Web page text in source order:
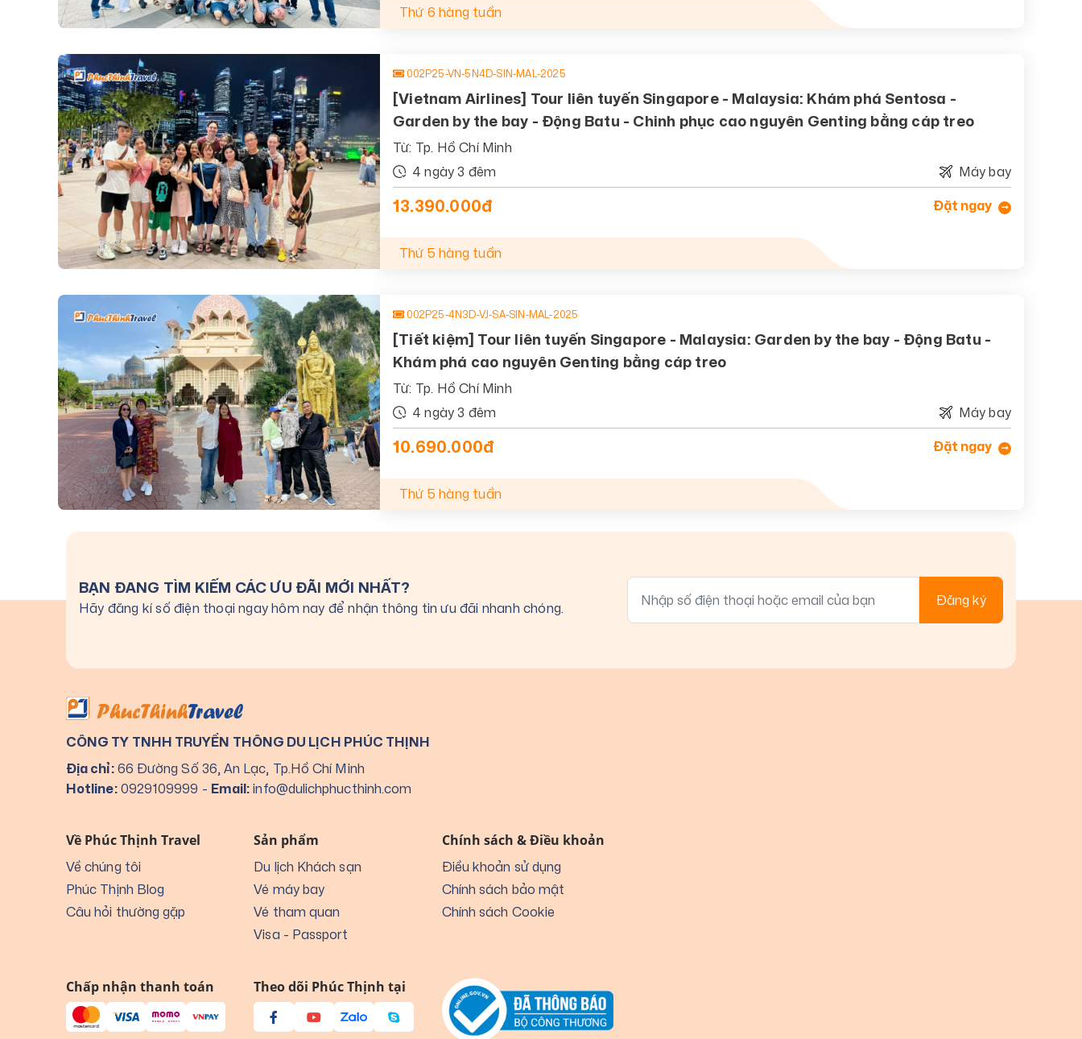
Thứ 6 hàng tuần
002P25-VN-5N4D-SIN-MAL-2025
[Vietnam Airlines] Tour liên tuyến Singapore - Malaysia: Khám phá Sentosa -
Garden by the bay - Động Batu - Chinh phục cao nguyên Genting bằng cáp treo
Từ: Tp. Hồ Chí Minh
4 ngày 3 đêm
Máy bay
13.390.000đ Đặt ngay
Thứ 5 hàng tuần
002P25-4N3D-VJ-SA-SIN-MAL-2025
[Tiết kiệm] Tour liên tuyến Singapore - Malaysia: Garden by the bay - Động Batu -
Khám phá cao nguyên Genting bằng cáp treo
Từ: Tp. Hồ Chí Minh
4 ngày 3 đêm
Máy bay
10.690.000đ Đặt ngay
Thứ 5 hàng tuần
BẠN ĐANG TÌM KIẾM CÁC ƯU ĐÃI MỚI NHẤT?
Hãy đăng kí số điện thoại ngay hôm nay để nhận thông tin ưu đãi nhanh chóng. Đăng ký
CÔNG TY TNHH TRUYỀN THÔNG DU LỊCH PHÚC THỊNH
Địa chỉ:66 Đường Số 36, An Lạc, Tp.Hồ Chí Minh
Hotline:0929109999 - Email:info@dulichphucthinh.com
Về Phúc Thịnh Travel
Về chúng tôi
Phúc Thịnh Blog
Câu hỏi thường gặp
Sản phẩm
Du lịch Khách sạn
Vé máy bay
Vé tham quan
Visa - Passport
Chính sách & Điều khoản
Điều khoản sử dụng
Chính sách bảo mật
Chính sách Cookie
Chấp nhận thanh toán Theo dõi Phúc Thịnh tại